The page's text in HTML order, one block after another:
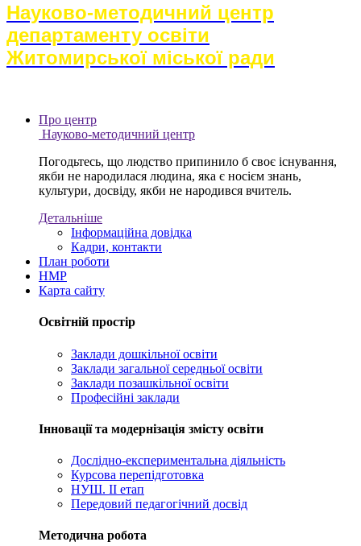
Науково-методичний центр
департаменту освіти
Житомирської міської ради
Про центр
Науково-методичний центр
Погодьтесь, що людство припинило б своє існування,
якби не народилася людина, яка є носієм знань,
культури, досвіду, якби не народився вчитель.
Детальніше
Інформаційна довідка
Кадри, контакти
План роботи
НМР
Карта сайту
Освітній простір
Заклади дошкільної освіти
Заклади загальної середньої освіти
Заклади позашкільної освіти
Професійні заклади
Інновації та модернізація змісту освіти
Дослідно-експериментальна діяльність
Курсова перепідготовка
НУШ. ІІ етап
Передовий педагогічний досвід
Методична робота